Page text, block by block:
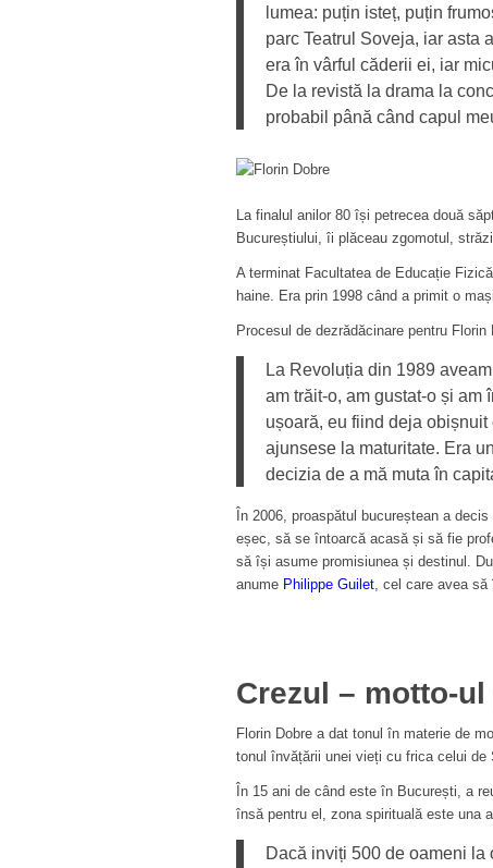
lumea: puțin isteț, puțin
parc Teatrul Soveja, iar asta
era în vârful căderii ei, iar
De la revistă la drama la
probabil până când capul
La finalul anilor 80 își petrecea două
Bucureștiului, îi plăceau zgomotul,
A terminat Facultatea de Educație
haine. Era prin 1998 când a primit o
Procesul de dezrădăcinare pentru
La Revoluția din 1989
am trăit-o, am gustat-o și am
ușoară, eu fiind deja
ajunsese la maturitate. Era
decizia de a mă muta în
În 2006, proaspătul bucureștean a
eșec, să se întoarcă acasă și să fie
să își asume promisiunea și destinul.
anume Philippe Guilet, cel care avea să
Crezul – motto-
Florin Dobre a dat tonul în materie de
tonul învățării unei vieți cu frica celui de
În 15 ani de când este în București, a
însă pentru el, zona spirituală este una
Dacă inviți 500 de oameni